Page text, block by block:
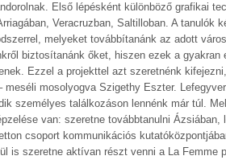
Első lépésként különböző grafikai
Veracruzban, Saltilloban. A tanulók
melyeket továbbítanánk az adott
biztosítanánk őket, hiszen ezek a
Ezzel a projekttel azt szeretnénk
mosolyogva Szigethy Eszter.
személyes találkozáson lennénk már túl.
van: szeretne továbbtanulni
csoport kommunikációs
is szeretne aktívan részt venni a La Femme